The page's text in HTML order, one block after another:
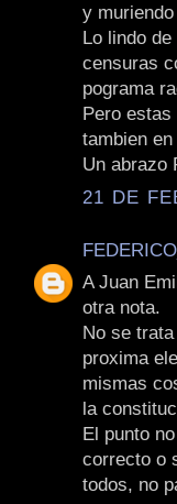
y
Lo lindo
censuras
pograma
Pero
tambien
Un abrazo
21 DE
A Juan
otra nota.
No se
proxima
mismas
la
El punto
correcto o
todos, no